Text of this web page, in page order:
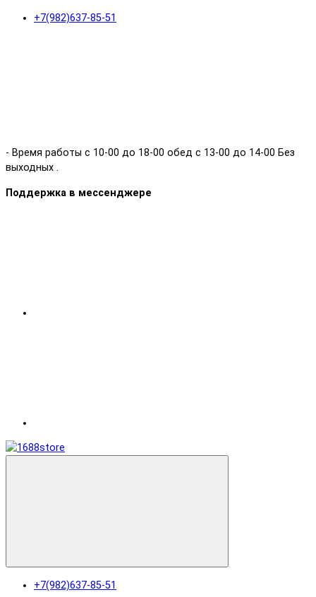
+7(982)637-85-51
- Время работы с 10-00 до 18-00 обед с 13-00 до 14-00 Без
выходных .
Поддержка в мессенджере
+7(982)637-85-51